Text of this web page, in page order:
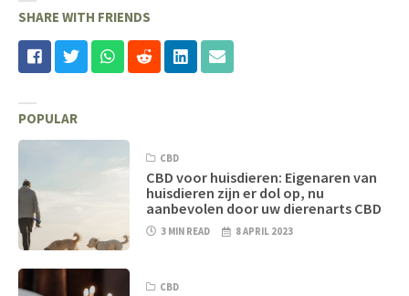
SHARE WITH FRIENDS
POPULAR
CBD
CBD voor huisdieren: Eigenaren van
huisdieren zijn er dol op, nu
aanbevolen door uw dierenarts CBD
3 MIN READ 8 APRIL 2023
CBD